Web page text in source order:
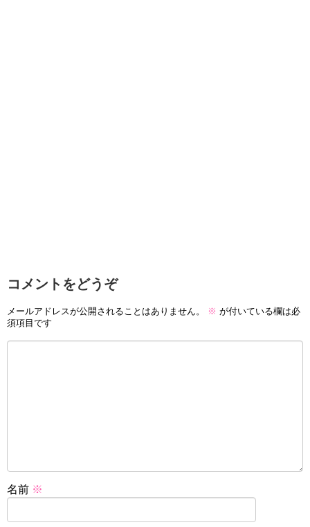
コメントをどうぞ
メールアドレスが公開されることはありません。 ※ が付いている欄は必
須項目です
名前 ※